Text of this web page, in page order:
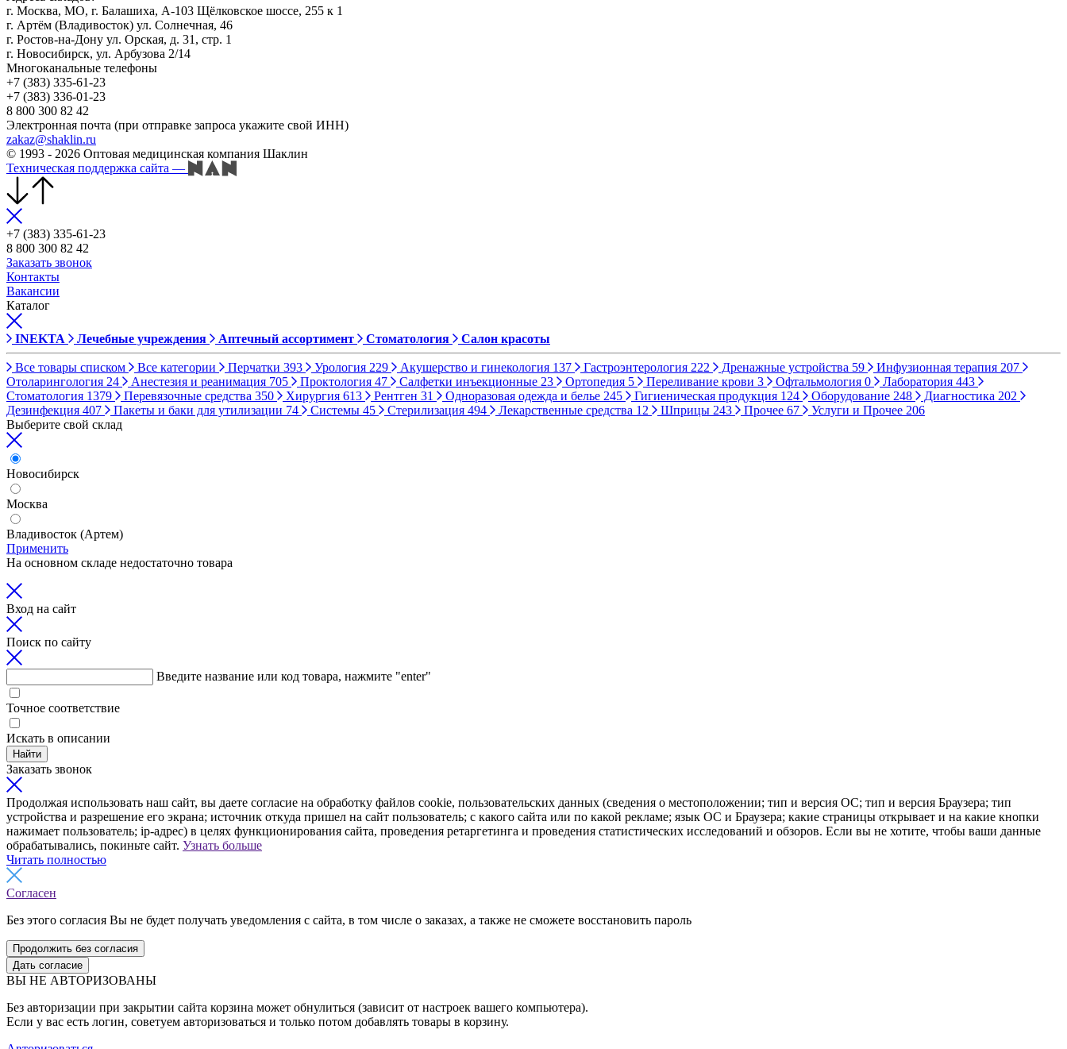
г. Москва, МО, г. Балашиха, А-103 Щёлковское шоссе, 255 к 1
г. Артём (Владивосток) ул. Солнечная, 46
г. Ростов-на-Дону ул. Орская, д. 31, стр. 1
г. Новосибирск, ул. Арбузова 2/14
Многоканальные телефоны
+7 (383) 335-61-23
+7 (383) 336-01-23
8 800 300 82 42
Электронная почта (при отправке запроса укажите свой ИНН)
zakaz@shaklin.ru
© 1993 - 2026 Оптовая медицинская компания Шаклин
Техническая поддержка сайта —
+7 (383) 335-61-23
8 800 300 82 42
Заказать звонок
Контакты
Вакансии
Каталог
INEKTA Лечебные учреждения Аптечный ассортимент Стоматология Салон красоты
Все товары списком Все категории Перчатки 393 Урология 229 Акушерство и гинекология 137 Гастроэнтерология 222 Дренажные устройства 59 Инфузионная терапия 207
Отоларингология 24 Анестезия и реанимация 705 Проктология 47 Салфетки инъекционные 23 Ортопедия 5 Переливание крови 3 Офтальмология 0 Лаборатория 443
Стоматология 1379 Перевязочные средства 350 Хирургия 613 Рентген 31 Одноразовая одежда и белье 245 Гигиеническая продукция 124 Оборудование 248 Диагностика 202
Дезинфекция 407 Пакеты и баки для утилизации 74 Системы 45 Стерилизация 494 Лекарственные средства 12 Шприцы 243 Прочее 67 Услуги и Прочее 206
Выберите свой склад
Новосибирск
Москва
Владивосток (Артем)
Применить
На основном складе недостаточно товара
Вход на сайт
Поиск по сайту
Введите название или код товара, нажмите "enter"
Точное соответствие
Искать в описании
Найти
Заказать звонок
Продолжая использовать наш сайт, вы даете согласие на обработку файлов cookie, пользовательских данных (сведения о местоположении; тип и версия ОС; тип и версия Браузера; тип
устройства и разрешение его экрана; источник откуда пришел на сайт пользователь; с какого сайта или по какой рекламе; язык ОС и Браузера; какие страницы открывает и на какие кнопки
нажимает пользователь; ip-адрес) в целях функционирования сайта, проведения ретаргетинга и проведения статистических исследований и обзоров. Если вы не хотите, чтобы ваши данные
обрабатывались, покиньте сайт. Узнать больше
Читать полностью
Согласен
Без этого согласия Вы не будет получать уведомления с сайта, в том числе о заказах, а также не сможете восстановить пароль
Продолжить без согласия
Дать согласие
ВЫ НЕ АВТОРИЗОВАНЫ
Без авторизации при закрытии сайта корзина может обнулиться (зависит от настроек вашего компьютера).
Если у вас есть логин, советуем авторизоваться и только потом добавлять товары в корзину.